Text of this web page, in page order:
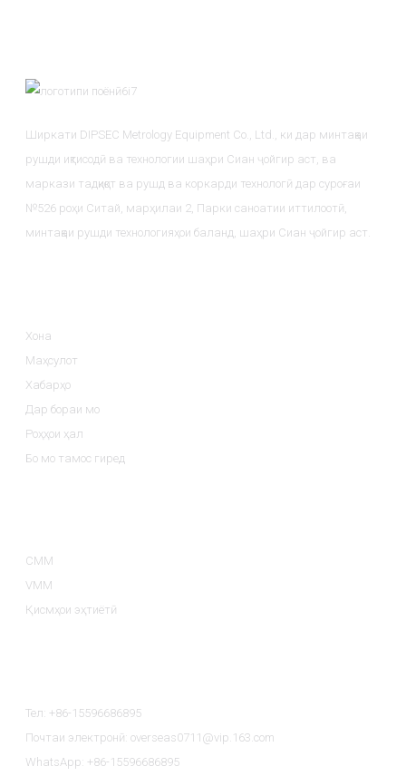
Ширкати DIPSEC Metrology Equipment Co., Ltd., ки дар минтақаи
рушди иқтисодӣ ва технологии шаҳри Сиан ҷойгир аст, ва
маркази тадқиқот ва рушд ва коркарди технологӣ дар суроғаи
№526 роҳи Ситай, марҳилаи 2, Парки саноатии иттилоотӣ,
минтақаи рушди технологияҳои баланд, шаҳри Сиан ҷойгир аст.
Хона
Маҳсулот
Хабарҳо
Дар бораи мо
Роҳҳои ҳал
Бо мо тамос гиред
CMM
VMM
Қисмҳои эҳтиётӣ
Тел: +86-15596686895
Почтаи электронӣ: overseas0711@vip.163.com
WhatsApp: +86-15596686895